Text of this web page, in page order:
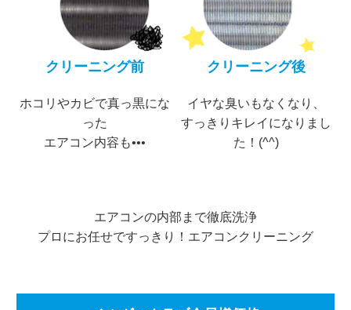
クリーニング前
ホコリやカビで真っ黒にな
った
エアコン内容も•••
クリーニング後
イヤな臭いもなくなり、
すっきりキレイになりまし
た！(^^)
エアコンの内部まで徹底洗浄
プロにお任せですっきり！エアコンクリーニング